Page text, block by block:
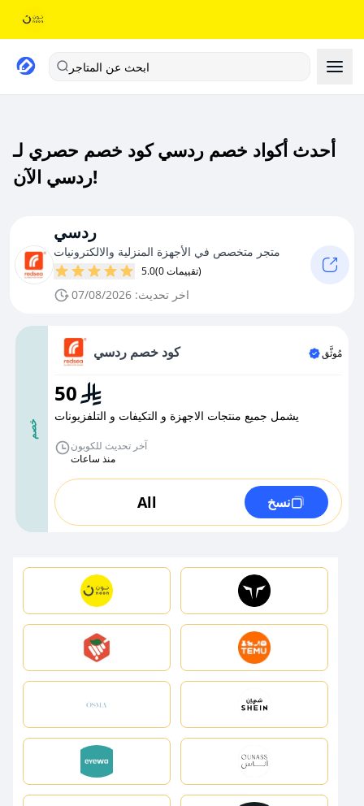
ابحث عن المتاجر
أحدث أكواد خصم ردسي كود خصم حصري لـ
ردسي الآن!
ردسي
متجر متخصص في الأجهزة المنزلية والالكترونيات
5.0 (0 تقييمات)
اخر تحديث: 07/08/2026
خصم
كود خصم ردسي مُوثَّق
50
يشمل جميع منتجات الاجهزة و التكيفات و التلفزيونات
آخر تحديث للكوبون
منذ ساعات
All نسخ